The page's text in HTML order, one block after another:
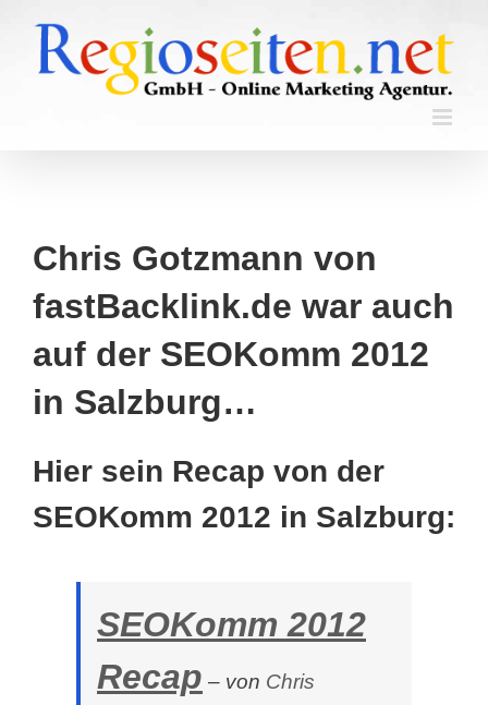
content
Chris Gotzmann von
fastBacklink.de war auch
auf der SEOKomm 2012
in Salzburg…
Hier sein Recap von der
SEOKomm 2012 in Salzburg:
SEOKomm 2012
Recap – von Chris